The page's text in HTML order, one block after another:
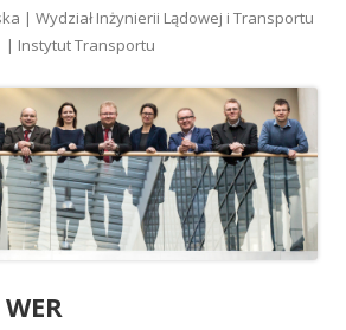
| Wydział Inżynierii Lądowej i Transportu
| Instytut Transportu